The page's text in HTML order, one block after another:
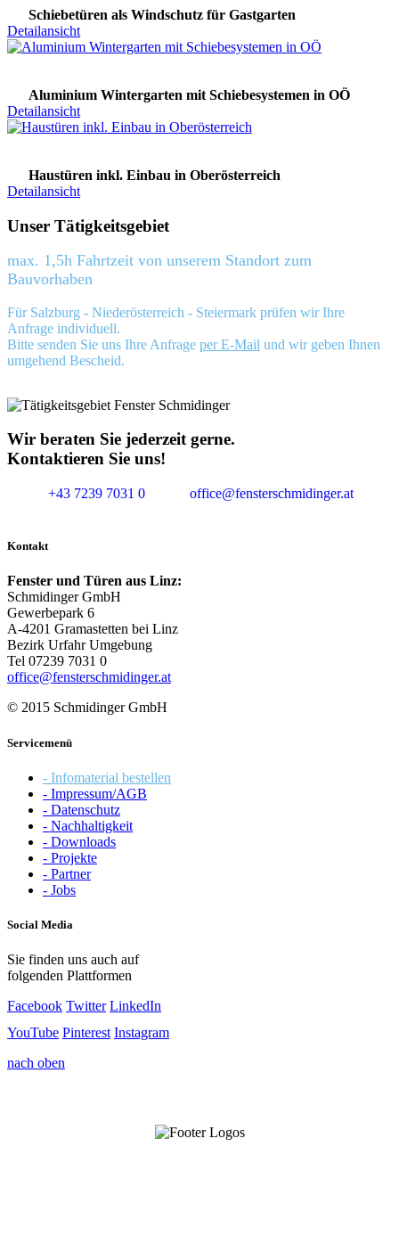
Schiebetüren als Windschutz für Gastgarten
Detailansicht
Aluminium Wintergarten mit Schiebesystemen in OÖ
Detailansicht
Haustüren inkl. Einbau in Oberösterreich
Detailansicht
Unser Tätigkeitsgebiet
max. 1,5h Fahrtzeit von unserem Standort zum
Bauvorhaben
Für Salzburg - Niederösterreich - Steiermark prüfen wir Ihre
Anfrage individuell.
Bitte senden Sie uns Ihre Anfrage per E-Mail und wir geben Ihnen
umgehend Bescheid.
Wir beraten Sie jederzeit gerne.
Kontaktieren Sie uns!
+43 7239 7031 0 office@fensterschmidinger.at
Kontakt
Fenster und Türen aus Linz:
Schmidinger GmbH
Gewerbepark 6
A-4201 Gramastetten bei Linz
Bezirk Urfahr Umgebung
Tel 07239 7031 0
office@fensterschmidinger.at
© 2015 Schmidinger GmbH
Servicemenü
- Infomaterial bestellen
- Impressum/AGB
- Datenschutz
- Nachhaltigkeit
- Downloads
- Projekte
- Partner
- Jobs
Social Media
Sie finden uns auch auf
folgenden Plattformen
Facebook Twitter LinkedIn
YouTube Pinterest Instagram
nach oben